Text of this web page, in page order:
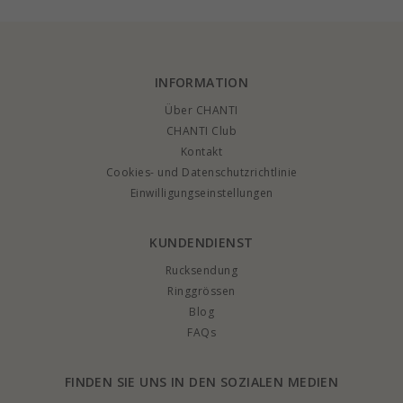
INFORMATION
Über CHANTI
CHANTI Club
Kontakt
Cookies- und Datenschutzrichtlinie
Einwilligungseinstellungen
KUNDENDIENST
Rucksendung
Ringgrössen
Blog
FAQs
FINDEN SIE UNS IN DEN SOZIALEN MEDIEN